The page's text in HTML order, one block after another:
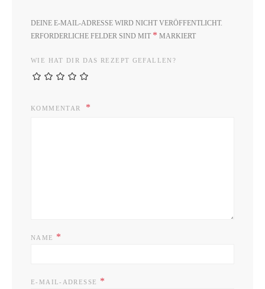
DEINE E-MAIL-ADRESSE WIRD NICHT VERÖFFENTLICHT.
ERFORDERLICHE FELDER SIND MIT * MARKIERT
WIE HAT DIR DAS REZEPT GEFALLEN?
KOMMENTAR
NAME *
E-MAIL-ADRESSE *